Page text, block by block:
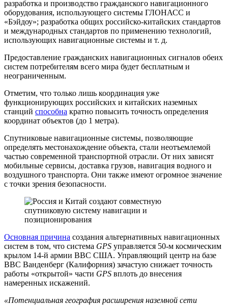
разработка и производство гражданского навигационного
оборудования, использующего системы ГЛОНАСС и
«Бэйдоу»; разработка общих российско-китайских стандартов
и международных стандартов по применению технологий,
использующих навигационные системы и т. д.
Предоставление гражданских навигационных сигналов обеих
систем потребителям всего мира будет бесплатным и
неограниченным.
Отметим, что только лишь координация уже
функционирующих российских и китайских наземных
станций способна кратно повысить точность определения
координат объектов (до 1 метра).
Спутниковые навигационные системы, позволяющие
определять местонахождение объекта, стали неотъемлемой
частью современной транспортной отрасли. От них зависят
мобильные сервисы, доставка грузов, навигация водного и
воздушного транспорта. Они также имеют огромное значение
с точки зрения безопасности.
Основная причина создания альтернативных навигационных
систем в том, что система GPS управляется 50-м космическим
крылом 14-й армии ВВС США. Управляющий центр на базе
ВВС Ванденберг (Калифорния) зачастую снижает точность
работы «открытой» части GPS вплоть до внесения
намеренных искажений.
«Потенциальная география расширения наземной сети